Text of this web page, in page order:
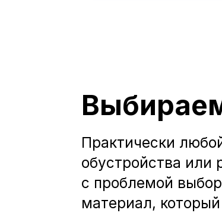
Практически
обустройства или
с проблемой
материал,